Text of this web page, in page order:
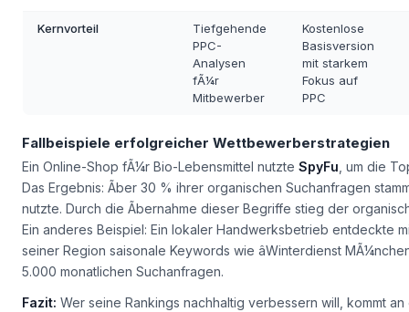
Kernvorteil
Tiefgehende
PPC-
Analysen
fÃ¼r
Mitbewerber
Kostenlose
Basisversion
mit starkem
Fokus auf
PPC
Fallbeispiele erfolgreicher Wettbewerberstrategien
Ein Online-Shop fÃ¼r Bio-Lebensmittel nutzte SpyFu , um die
Das Ergebnis: Ãber 30 % ihrer organischen Suchanfragen
nutzte. Durch die Ãbernahme dieser Begriffe stieg der
Ein anderes Beispiel: Ein lokaler Handwerksbetrieb entdeckte
seiner Region saisonale Keywords wie âWinterdienst
5.000 monatlichen Suchanfragen.
Fazit: Wer seine Rankings nachhaltig verbessern will, kommt